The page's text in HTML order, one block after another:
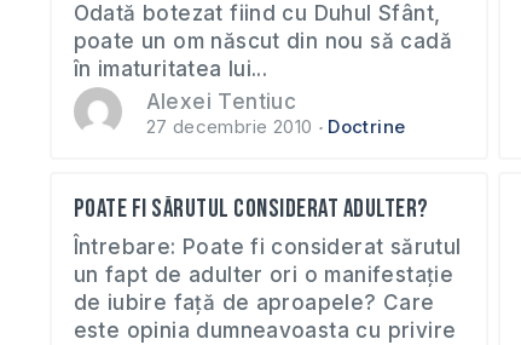
Odată botezat fiind cu Duhul Sfânt,
poate un om născut din nou să cadă
în imaturitatea lui...
Alexei Tentiuc
27 decembrie 2010 Doctrine
Poate fi sărutul considerat adulter?
Întrebare: Poate fi considerat sărutul
un fapt de adulter ori o manifestaţie
de iubire față de aproapele? Care
este opinia dumneavoasta cu privire